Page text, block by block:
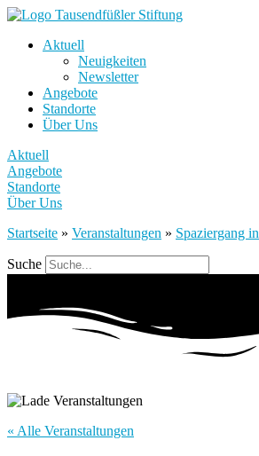
Aktuell
Neuigkeiten
Newsletter
Angebote
Standorte
Über Uns
Aktuell
Angebote
Standorte
Über Uns
Startseite » Veranstaltungen » Spaziergang
Suche
« Alle Veranstaltungen